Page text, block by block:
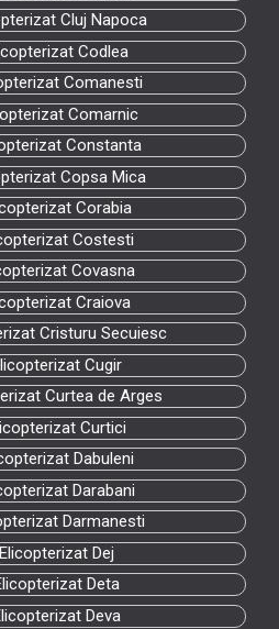
Cluj Napoca
Codlea
Comanesti
Comarnic
Constanta
Copsa Mica
Corabia
Costesti
Covasna
Craiova
Cristuru Secuiesc
Cugir
Curtea de Arges
Curtici
Dabuleni
Darabani
Darmanesti
Dej
Deta
Deva